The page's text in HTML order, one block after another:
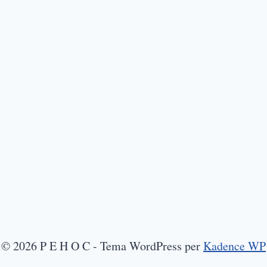
© 2026 P E H O C - Tema WordPress perKadence WP